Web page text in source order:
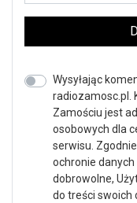
Wysyłając
radiozamosc.pl.
Zamościu jest
osobowych dla
serwisu.
ochronie
dobrowolne,
do treści swoich